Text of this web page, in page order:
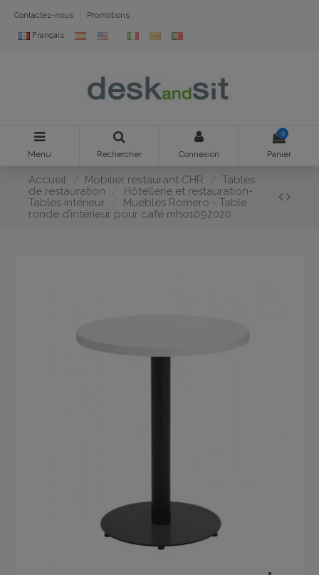
Contactez-nous Promotions
Français
Menu Rechercher Connexion
0
Panier
Accueil Mobilier restaurant CHR
Tables
de restauration
Hôtellerie et restauration-
Tables intérieur
Muebles Romero - Table
ronde d’intérieur pour café mho1092020